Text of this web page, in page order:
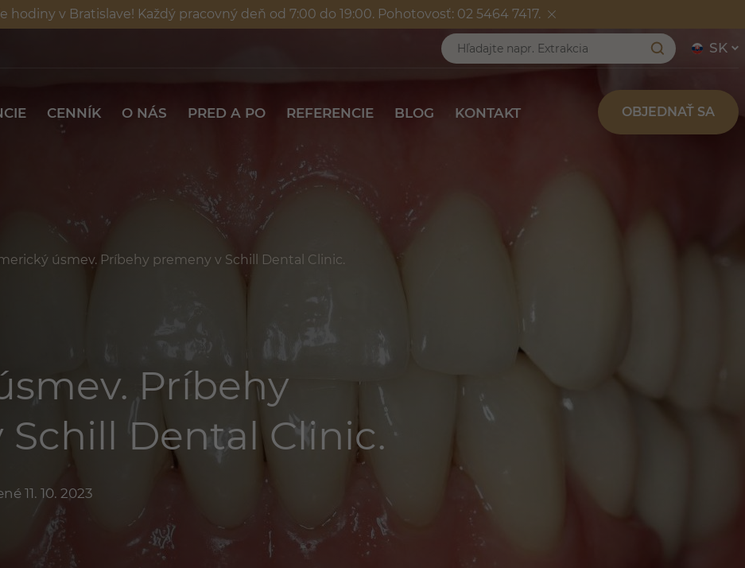
hodiny v Bratislave! Každý pracovný deň od 7:00 do 19:00. Pohotovosť: 02 5464 7417.
SK
CENNÍK O NÁS PRED A PO REFERENCIE BLOG KONTAKT OBJEDNAŤ SA
úsmev. Príbehy premeny v Schill Dental Clinic.
Príbehy
Dental Clinic.
11. 10. 2023
CENNÍK O NÁS PRED A PO REFERENCIE BLOG KONTAKT